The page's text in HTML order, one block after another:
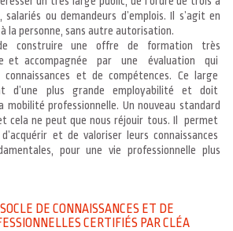
ou demandeurs d’emplois. Il s’agit en
la personne, sans autre autorisation.
construire une offre de formation très
et accompagnée par une évaluation qui
et de compétences. Ce large
d’une plus grande employabilité et doit
mobilité professionnelle. Un nouveau standard
cela ne peut que nous réjouir tous. Il permet
et de valoriser leurs connaissances
pour une vie professionnelle plus
DE CONNAISSANCES ET DE
CERTIFIÉS PAR CLÉA